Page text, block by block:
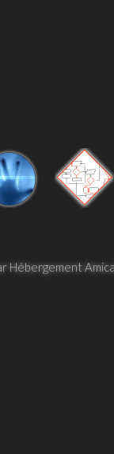
Hébergement